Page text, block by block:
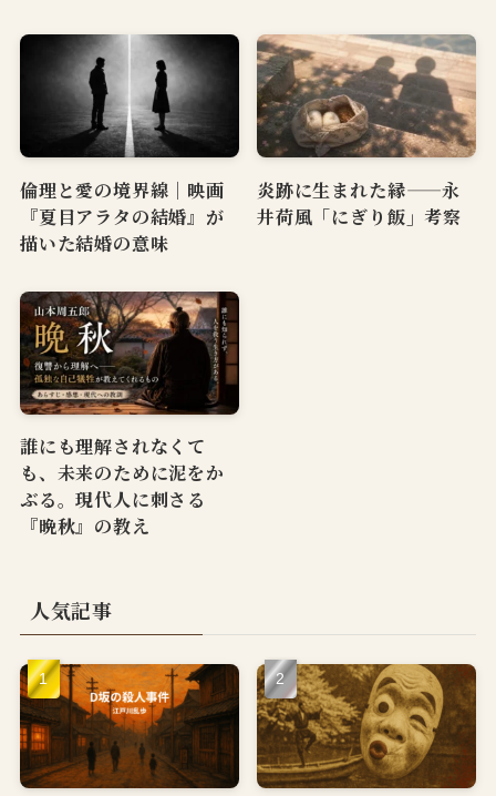
倫理と愛の境界線｜映画
『夏目アラタの結婚』が
描いた結婚の意味
炎跡に生まれた縁——永
井荷風「にぎり飯」考察
誰にも理解されなくて
も、未来のために泥をか
ぶる。現代人に刺さる
『晩秋』の教え
人気記事